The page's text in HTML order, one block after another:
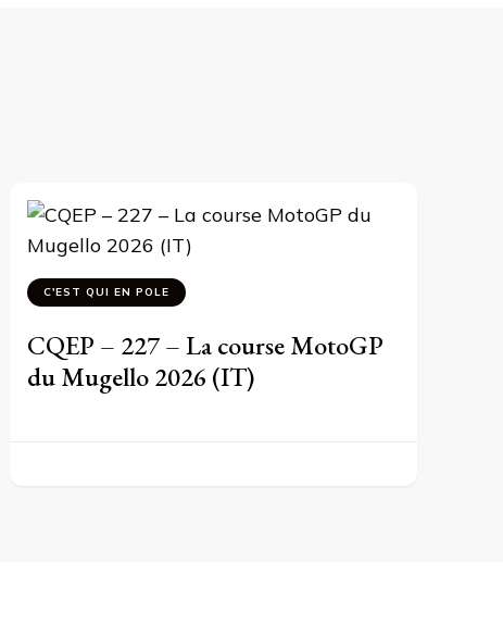
C'EST QUI EN POLE
CQEP – 227 – La course MotoGP
du Mugello 2026 (IT)